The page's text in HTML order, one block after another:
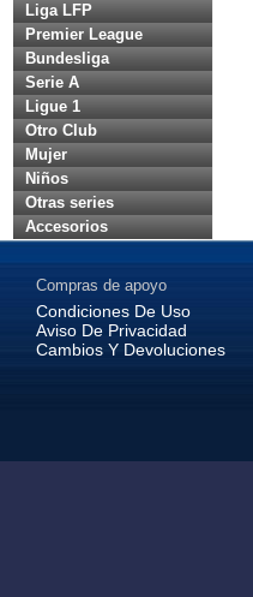
Liga LFP
Premier League
Bundesliga
Serie A
Ligue 1
Otro Club
Mujer
Niños
Otras series
Accesorios
Compras de apoyo
Condiciones De Uso
Aviso De Privacidad
Cambios Y Devoluciones